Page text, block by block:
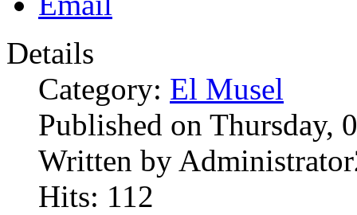
Details
Category: El Musel
Published on Thursday,
Written by
Hits: 112